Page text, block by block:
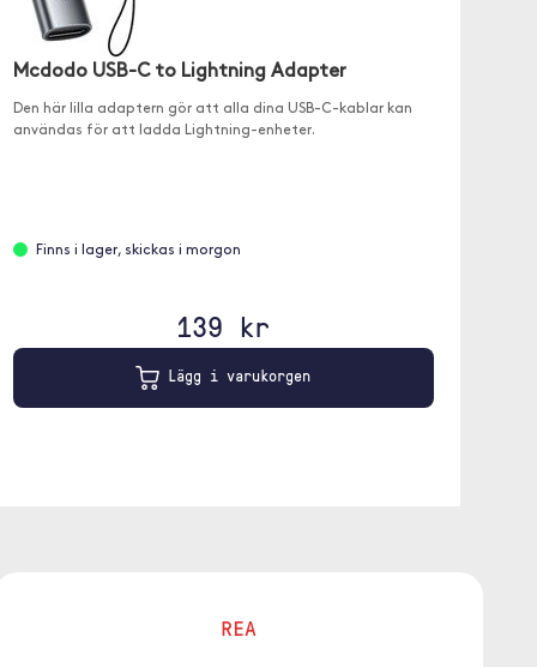
Mcdodo USB-C to Lightning Adapter
Den här lilla adaptern gör att alla dina USB-C-kablar kan
användas för att ladda Lightning-enheter.
Finns i lager, skickas i morgon
139 kr
Lägg i varukorgen
REA